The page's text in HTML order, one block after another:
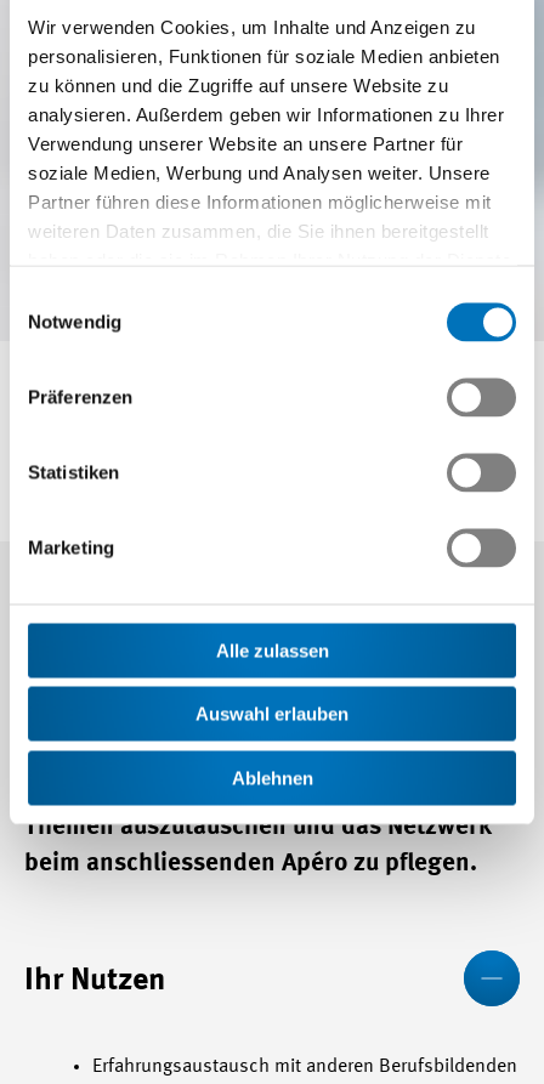
Wir verwenden Cookies, um Inhalte und Anzeigen zu
personalisieren, Funktionen für soziale Medien anbieten
zu können und die Zugriffe auf unsere Website zu
analysieren. Außerdem geben wir Informationen zu Ihrer
Verwendung unserer Website an unsere Partner für
soziale Medien, Werbung und Analysen weiter. Unsere
Partner führen diese Informationen möglicherweise mit
weiteren Daten zusammen, die Sie ihnen bereitgestellt
Notwendig
Präferenzen
Statistiken
Marketing
Alle zulassen
Auswahl erlauben
Ablehnen
Impulse und Networking
Erleben Sie einen kurzweiligen,
spannenden und informativen
Nachmittagsanlass gemeinsam mit anderen
Berufsbildnerinnen und Berufsbildnern. Die
perfekte Gelegenheit sich über aktuelle
Themen auszutauschen und das Netzwerk
beim anschliessenden Apéro zu pflegen.
Ihr Nutzen
Erfahrungsaustausch mit anderen Berufsbildenden